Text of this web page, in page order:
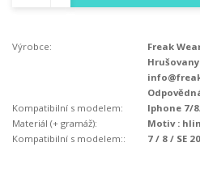
Výrobce:
Freak
Kompatibilní s modelem:
Iphone 7/
Materiál (+ gramáž):
Motiv :
Kompatibilní s modelem::
7 / 8 / SE